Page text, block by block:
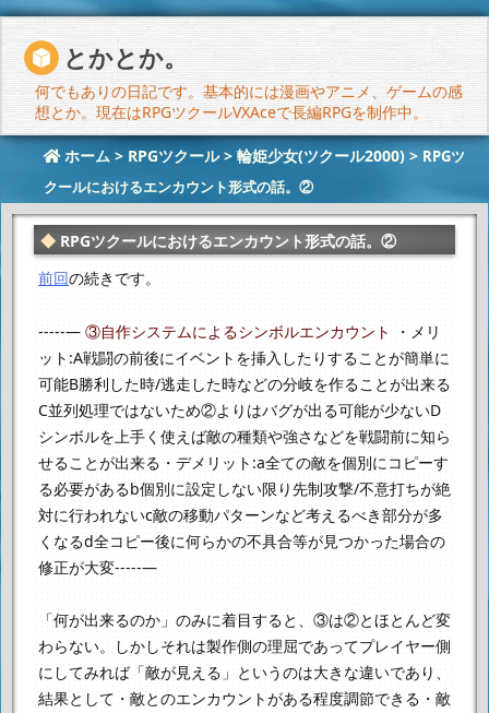
とかとか。
何でもありの日記です。基本的には漫画やアニメ、ゲームの感
想とか。現在はRPGツクールVXAceで長編RPGを制作中。
ホーム > RPGツクール> 輪姫少女(ツクール2000) > RPGツ
クールにおけるエンカウント形式の話。②
RPGツクールにおけるエンカウント形式の話。②
前回の続きです。
-----— ③自作システムによるシンボルエンカウント
・メリ
ット:A戦闘の前後にイベントを挿入したりすることが簡単に
可能B勝利した時/逃走した時などの分岐を作ることが出来る
C並列処理ではないため②よりはバグが出る可能が少ないD
シンボルを上手く使えば敵の種類や強さなどを戦闘前に知ら
せることが出来る ・デメリット:a全ての敵を個別にコピーす
る必要があるb個別に設定しない限り先制攻撃/不意打ちが絶
対に行われないc敵の移動パターンなど考えるべき部分が多
くなるd全コピー後に何らかの不具合等が見つかった場合の
修正が大変-----—
「何が出来るのか」のみに着目すると、③は②とほとんど変
わらない。
しかしそれは製作側の理屈であってプレイヤー側
にしてみれば「敵が見える」というのは大きな違いであり、
結果として ・敵とのエンカウントがある程度調節できる ・敵